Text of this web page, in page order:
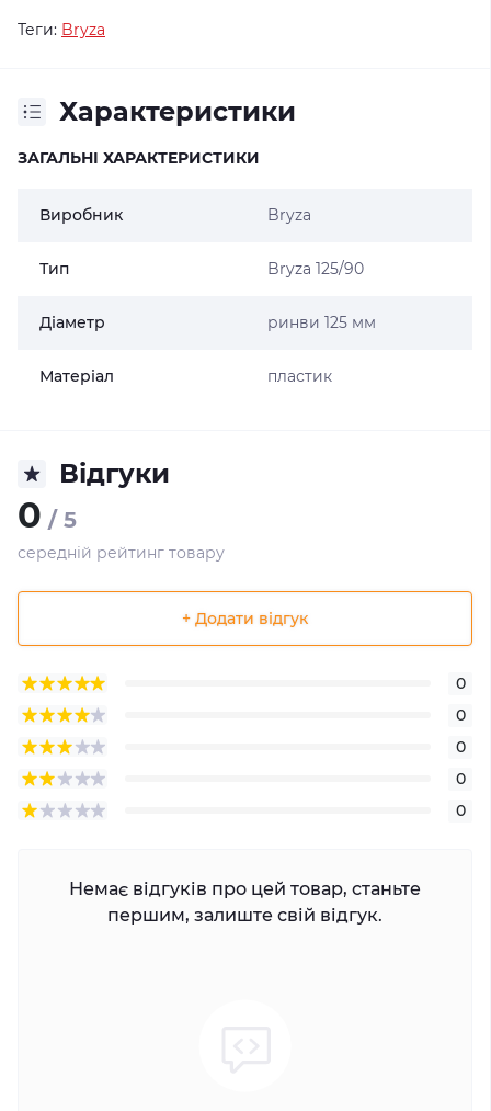
Теги: Bryza
Характеристики
ЗАГАЛЬНІ ХАРАКТЕРИСТИКИ
Виробник Bryza
Тип Bryza 125/90
Діаметр ринви 125 мм
Матеріал пластик
Відгуки
0 / 5
середній рейтинг товару
+ Додати відгук
0
0
0
0
0
Немає відгуків про цей товар, станьте
першим, залиште свій відгук.